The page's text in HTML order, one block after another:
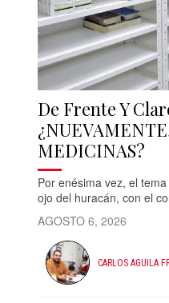
De Frente Y
MEDICINAS?
Por enésima vez, el
ojo del huracán, con el
AGOSTO 6, 2026
CARLOS AGUILA